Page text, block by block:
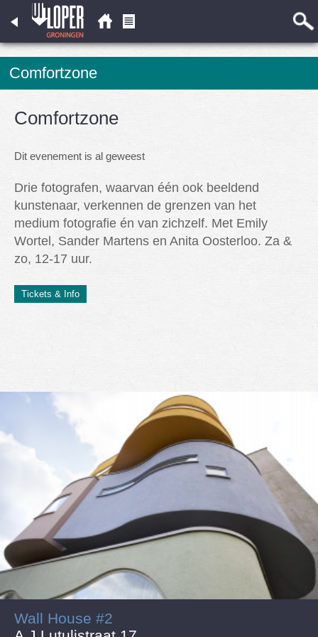
Comfortzone
Comfortzone
Dit evenement is al geweest
Drie fotografen, waarvan één ook beeldend
kunstenaar, verkennen de grenzen van het
medium fotografie én van zichzelf. Met Emily
Wortel, Sander Martens en Anita Oosterloo. Za &
zo, 12-17 uur.
Tickets & Info
Wall House #2